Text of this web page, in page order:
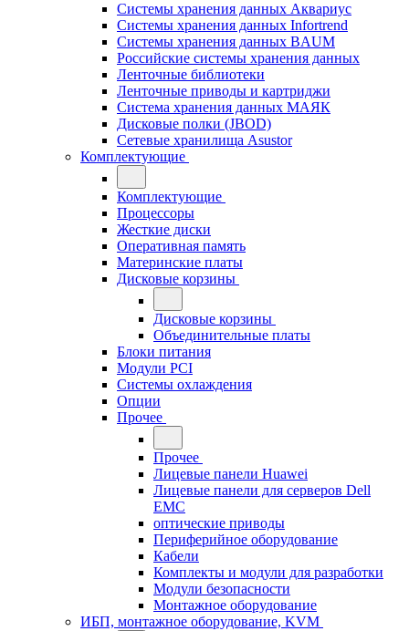
Системы хранения данных Аквариус
Системы хранения данных Infortrend
Системы хранения данных BAUM
Российские системы хранения данных
Ленточные библиотеки
Ленточные приводы и картриджи
Система хранения данных МАЯК
Дисковые полки (JBOD)
Сетевые хранилища Asustor
Комплектующие
Комплектующие
Процессоры
Жесткие диски
Оперативная память
Материнские платы
Дисковые корзины
Дисковые корзины
Объединительные платы
Блоки питания
Модули PCI
Системы охлаждения
Опции
Прочее
Прочее
Лицевые панели Huawei
Лицевые панели для серверов Dell
EMC
оптические приводы
Периферийное оборудование
Кабели
Комплекты и модули для разработки
Модули безопасности
Монтажное оборудование
ИБП, монтажное оборудование, KVM